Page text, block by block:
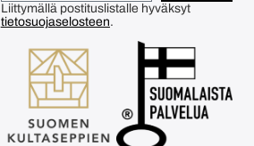
Liittymällä postituslistalle hyväksyt
tietosuojaselosteen.